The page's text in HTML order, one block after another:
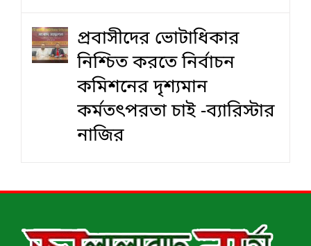
প্রবাসীদের ভোটাধিকার
নিশ্চিত করতে নির্বাচন
কমিশনের দৃশ‍্যমান
কর্মতৎপরতা চাই -ব্যারিস্টার
নাজির